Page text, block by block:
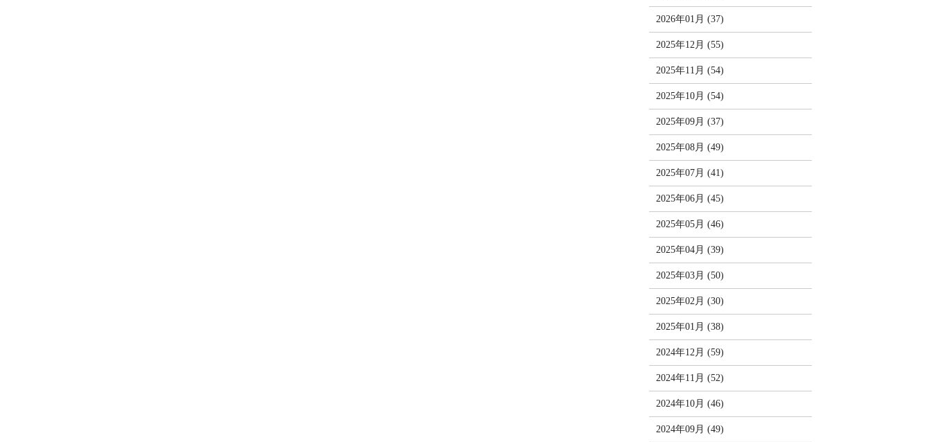
2026年01月 (37)
2025年12月 (55)
2025年11月 (54)
2025年10月 (54)
2025年09月 (37)
2025年08月 (49)
2025年07月 (41)
2025年06月 (45)
2025年05月 (46)
2025年04月 (39)
2025年03月 (50)
2025年02月 (30)
2025年01月 (38)
2024年12月 (59)
2024年11月 (52)
2024年10月 (46)
2024年09月 (49)